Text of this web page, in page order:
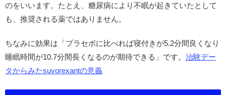
のをいいます。たとえ、糖尿病により不眠が起きていたとして
も、推奨される薬ではありません。
ちなみに効果は「プラセボに比べれば寝付きが5.2分間良くなり
睡眠時間が10.7分間長くなるのが期待できる」です。 治験デー
タからみたsuvorexantの意義